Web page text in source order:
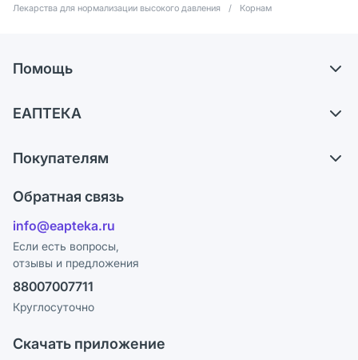
Лекарства для нормализации высокого давления
/ Корнам
Помощь
Самовывоз из аптек
Ответы на вопросы
Блог
ЕАПТЕКА
Карьера
Поставщики
Лицензия
Реклама на сайте
Ваши товары на ЕАПТЕКЕ
Покупателям
Программа СберСпасибо
Политика конфиденциальности
Пользовательское соглашение
Политика рекомендаций
Этика и соответствие
Обратная связь
info@eapteka.ru
Если есть вопросы,
отзывы и предложения
88007007711
Круглосуточно
Скачать приложение